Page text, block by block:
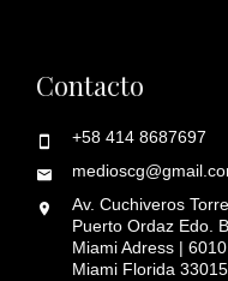
Contacto
+58 414 8687697
Av. Cuchiveros
Puerto Ordaz Edo.
Miami Adress |
Miami Florida 33015